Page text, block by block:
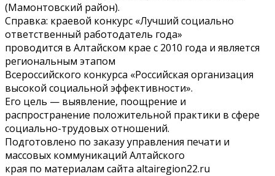
(Мамонтовский район).
Справка: краевой конкурс «Лучший социально
ответственный работодатель года»
проводится в Алтайском крае с 2010 года и является
региональным этапом
Всероссийского конкурса «Российская организация
высокой социальной эффективности».
Его цель — выявление, поощрение и
распространение положительной практики в сфере
социально-трудовых отношений.
Подготовлено по заказу управления печати и
массовых коммуникаций Алтайского
края по материалам сайта altairegion22.ru